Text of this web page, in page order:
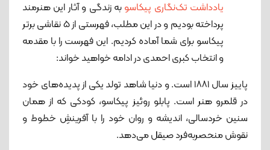
یادداشت تک‌نگاری پیکاسو به زندگی و آثار این هنرمند
پرداخته بودیم و در این مطلب، فهرستی از 5 نقاشی برتر
پیکاسو برای شما آماده کردیم. این فهرست را با مقدمه
و انتخاب کبری احمدی در ادامه خواهید خواند:
پاییز سال ١٨٨١ است. و دنیا شاهد تولد یکی از پدیده‌های خود
در قلمرو هنر است. پابلو روئیز پیکاسو، کودکی که از همان
سنین خردسالی، اندیشه و روان خود را با آفرینشِ خطوط و
نقوش منحصربه‌فرد صیقل می‌دهد.